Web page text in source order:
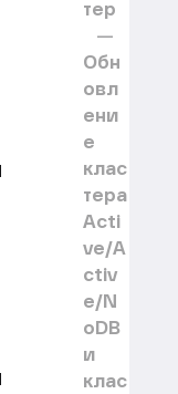
тер
Обн
овл
ени
е
клас
тера
Acti
ve/A
ctiv
e/N
oDB
и
клас